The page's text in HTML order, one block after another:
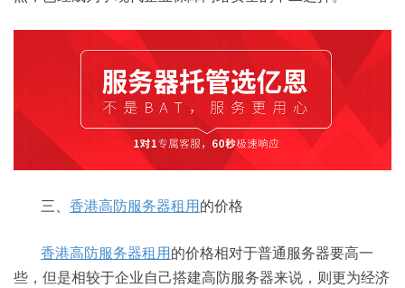
三、 香港高防服务器租用的价格
香港高防服务器租用的价格相对于普通服务器要高一
些，但是相较于企业自己搭建高防服务器来说，则更为经济